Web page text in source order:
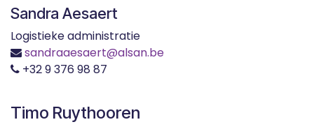
Sandra Aesaert
Logistieke administratie
sandraaesaert@alsan.be
+32 9 376 98 87
Timo Ruythooren